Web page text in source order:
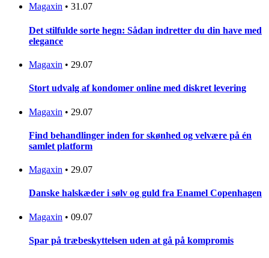
Magaxin • 31.07
Det stilfulde sorte hegn: Sådan indretter du din have med
elegance
Magaxin • 29.07
Stort udvalg af kondomer online med diskret levering
Magaxin • 29.07
Find behandlinger inden for skønhed og velvære på én
samlet platform
Magaxin • 29.07
Danske halskæder i sølv og guld fra Enamel Copenhagen
Magaxin • 09.07
Spar på træbeskyttelsen uden at gå på kompromis